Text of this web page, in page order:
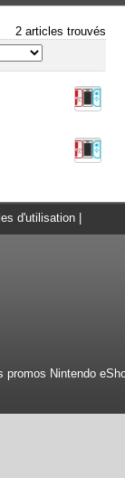
2 articles trouvés
d'utilisation
promos Nintendo